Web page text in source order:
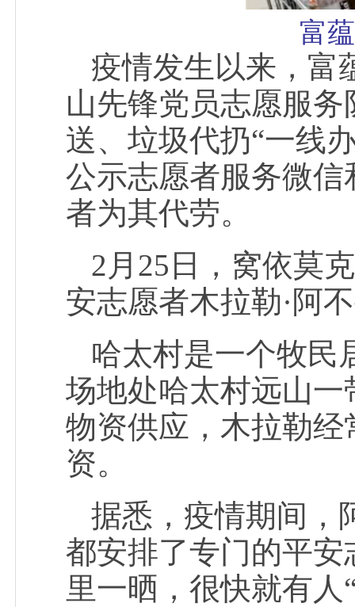
富
疫情发生以来，富
山先锋党员志愿服
送、垃圾代扔“一线
公示志愿者服务微
者为其代劳。
2月25日，窝依莫
安志愿者木拉勒·阿
哈太村是一个牧民
场地处哈太村远山
物资供应，木拉勒
资。
据悉，疫情期间，
都安排了专门的平
里一晒，很快就有人